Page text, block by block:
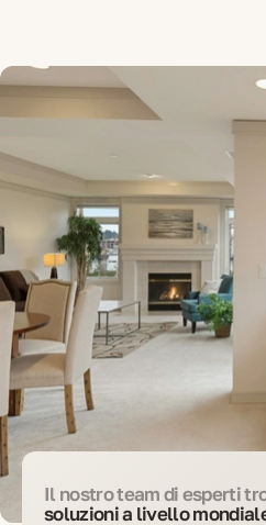
Il nostro team di esperti
soluzioni a livello